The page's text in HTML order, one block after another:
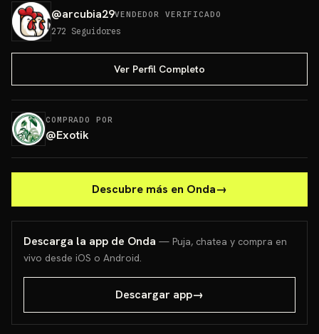
@arcubia29VENDEDOR VERIFICADO
272 Seguidores
Ver Perfil Completo
COMPRADO POR
@Exotik
Descubre más en Onda→
Descarga la app de Onda — Puja, chatea y compra en
vivo desde iOS o Android.
Descargar app→